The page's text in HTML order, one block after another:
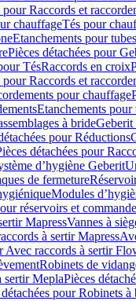
pour Raccords et
chauffageTés pour
Etanchements pour
Pièces détachées pour
TésRaccords en croix
pour Raccords et
pour chauffage
Etanchements pour
à brideGeberit
pour Réductions
détachées pour
d’hygiène Geberit
de fermeture
Modules
réservoirs et
MapressVannes à
à sertir Mapress
Avec raccords à sertir
Robinets de
sertir MeplaPièces
pour Robinets